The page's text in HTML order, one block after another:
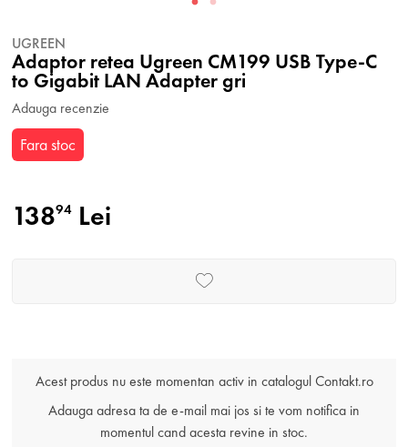
UGREEN
Adaptor retea Ugreen CM199 USB Type-C
to Gigabit LAN Adapter gri
Adauga recenzie
Fara stoc
13894 Lei
Acest produs nu este momentan activ in catalogul Contakt.ro
Adauga adresa ta de e-mail mai jos si te vom notifica in
momentul cand acesta revine in stoc.